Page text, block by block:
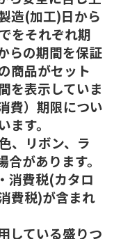
造(加工)日から
をそれぞれ期
らの期間を保証
商品がセット
を表示していま
費）期限につい
す。
、リボン、ラ
があります。
消費税(カタロ
費税)が含まれ
している盛りつ